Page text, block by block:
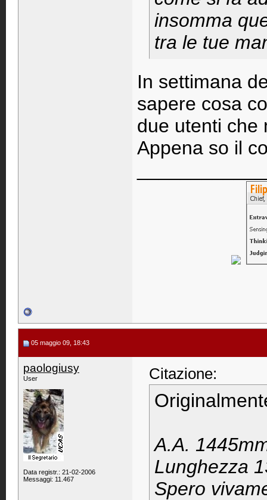
insomma
tra le tue
In settimana
sapere cosa
due utenti che
Appena so il
05 maggio 09, 18:43
paologiusy
User
Data registr.: 21-02-2006
Messaggi: 11.467
Citazione:
A.A.
Lunghezza
Spero